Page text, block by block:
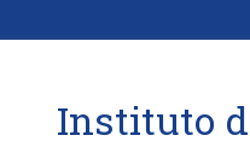
Instituto